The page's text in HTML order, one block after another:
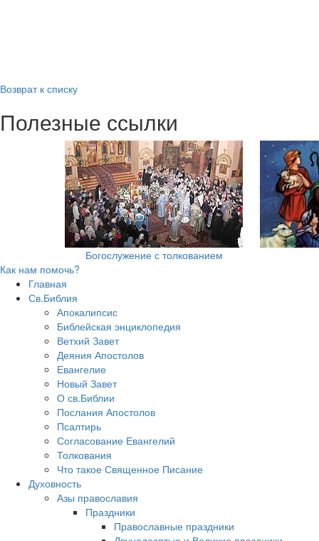
Возврат к списку
Полезные ссылки
Богослужение с толкованием
Как нам помочь?
Главная
Св.Библия
Апокалипсис
Библейская энциклопедия
Ветхий Завет
Деяния Апостолов
Евангелие
Новый Завет
О св.Библии
Послания Апостолов
Псалтирь
Согласование Евангелий
Толкования
Что такое Священное Писание
Духовность
Азы православия
Праздники
Православные праздники